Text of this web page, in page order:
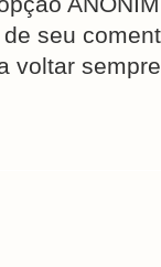
seu
voltar